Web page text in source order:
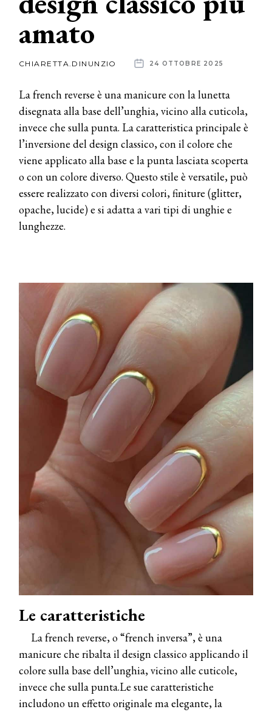
News
amato
CHIARETTA.DINUNZIO 24 OTTOBRE 2025
La french reverse è una manicure con la lunetta
disegnata alla base dell’unghia, vicino alla cuticola,
invece che sulla punta. La caratteristica principale è
l’inversione del design classico, con il colore che
viene applicato alla base e la punta lasciata scoperta
o con un colore diverso. Questo stile è versatile, può
essere realizzato con diversi colori, finiture (glitter,
opache, lucide) e si adatta a vari tipi di unghie e
lunghezze.
Le caratteristiche
La french reverse, o “french inversa”, è una
manicure che ribalta il design classico applicando il
colore sulla base dell’unghia, vicino alle cuticole,
invece che sulla punta.Le sue caratteristiche
includono un effetto originale ma elegante, la